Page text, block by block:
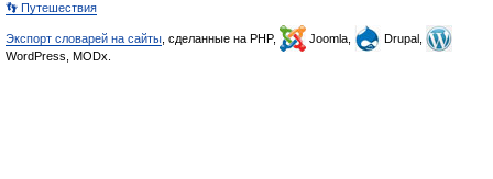
👣 Путешествия
Экспорт словарей на сайты , сделанные на PHP, Joomla,
Drupal,
WordPress, MODx.